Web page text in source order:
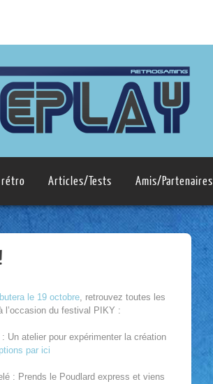
rétro Articles/Tests Amis/Partenaires
le 19 octobre, retrouvez toutes les
l’occasion du festival PIKY :
Un atelier pour expérimenter la création
par ici
: Prends le Poudlard express et viens